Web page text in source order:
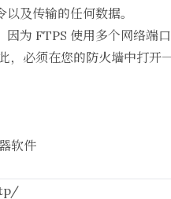
及传输的任何数据。
因为 FTPS 使用多个网络端
，必须在您的防火墙中打开
软件